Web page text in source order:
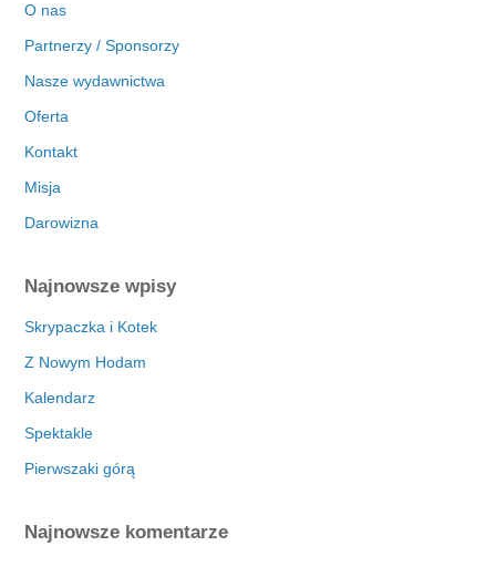
O nas
Partnerzy / Sponsorzy
Nasze wydawnictwa
Oferta
Kontakt
Misja
Darowizna
Najnowsze wpisy
Skrypaczka i Kotek
Z Nowym Hodam
Kalendarz
Spektakle
Pierwszaki górą
Najnowsze komentarze